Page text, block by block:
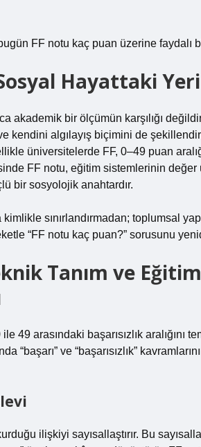
FF notu kaç puan üzerine faydalı
Hayattaki Yeri
akademik bir ölçümün karşılığı
algılayış biçimini de
üniversitelerde FF, 0–49 puan
FF notu, eğitim sistemlerinin değer
bir sosyolojik anahtardır.
kimlikle sınırlandırmadan; toplumsal
“FF notu kaç puan?” sorusunu
Tanım ve
arasındaki başarısızlık aralığını
“başarı” ve “başarısızlık”
ilişkiyi sayısallaştırır. Bu